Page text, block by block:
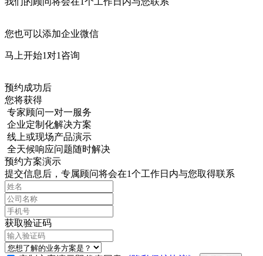
您也可以添加企业微信
马上开始1对1咨询
预约成功后
您将获得
专家顾问一对一服务
企业定制化解决方案
线上或现场产品演示
全天候响应问题随时解决
预约方案演示
提交信息后，专属顾问将会在1个工作日内与您取得联系
获取验证码